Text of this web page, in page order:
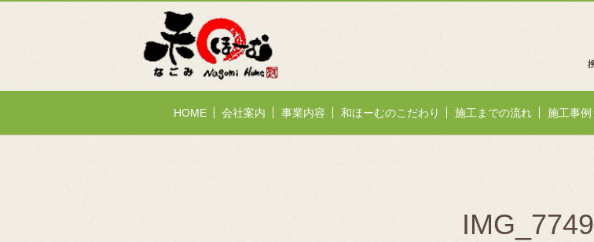
HOME 会社案内 事業内容 和ほーむのこだわり 施工までの流れ 施工事例
IMG_7749